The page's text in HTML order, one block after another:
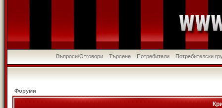
Въпроси/Отговори Търсене Потребители Потребителски
Форуми